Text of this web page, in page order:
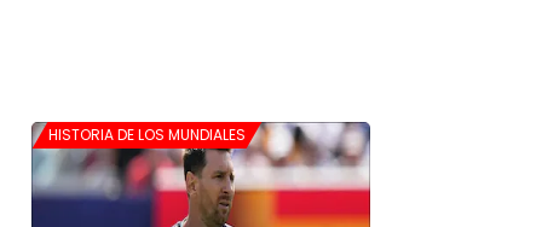
HISTORIA DE LOS MUNDIALES